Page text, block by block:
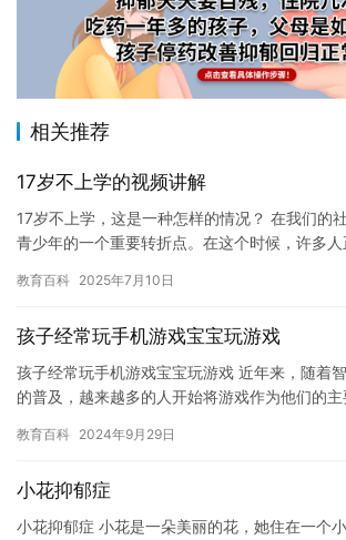
相关推荐
17岁不上学的视频讲解
17岁不上学，这是一种怎样的情况？ 在我们的
青少年的一个重要转折点。在这个时候，许多
教育百科 2025年7月10日
孩子经常玩手机游戏宝宝玩游戏
孩子经常玩手机游戏宝宝玩游戏 近年来，随着
的普及，越来越多的人开始将游戏作为他们的主
不断…
教育百科 2024年9月29日
小花抑郁症
小花抑郁症 小花是一朵美丽的花，她住在一个